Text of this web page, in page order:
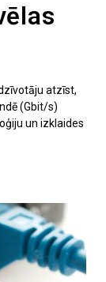
atzīst,
(Gbit/s)
un izklaides